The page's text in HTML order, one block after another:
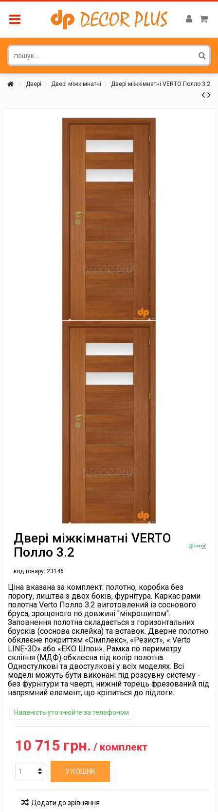
Двері Двері міжкімнатні Двері міжкімнатні VERTO Полло 3.2
Двері міжкімнатні VERTO
Полло 3.2
код товару: 23146
Ціна вказана за комплект: полотно, коробка без
порогу, лиштва з двох боків, фурнітура. Каркас рами
полотна Verto Полло 3.2 виготовлений із соснового
бруса, зрощеного по довжині "мікрошипом".
Заповнення полотна складається з горизонтальних
брусків (соснова склейка) та вставок. Дверне полотно
обклеєне покриттям «Сімплекс», «Резист», « Verto
LINE-3D» або «ЕКО Шпон». Рамка по периметру
скління (МДФ) обклеєна під колір полотна.
Одностулкові та двостулкові у всіх моделях. Всі
моделі можуть бути виконані під розсувну систему -
без фурнітури та чверті, нижній торець фрезований під
напрямний елемент, що кріпиться до підлоги.
Наявність уточнюйте за телефоном
10 715 грн. / комплект
У КОШИК
Додати до зрівняння